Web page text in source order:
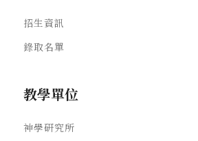
招生資訊
錄取名單
教學單位
神學研究所